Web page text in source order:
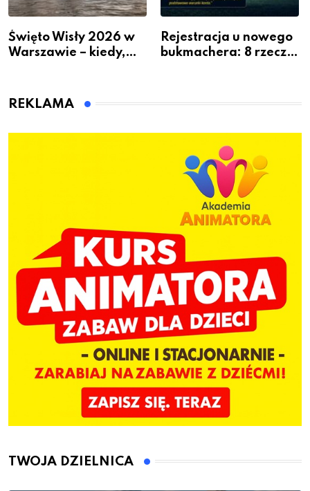
Święto Wisły 2026 w
Warszawie – kiedy,
Rejestracja u nowego
bukmachera: 8 rzeczy,
REKLAMA
TWOJA DZIELNICA